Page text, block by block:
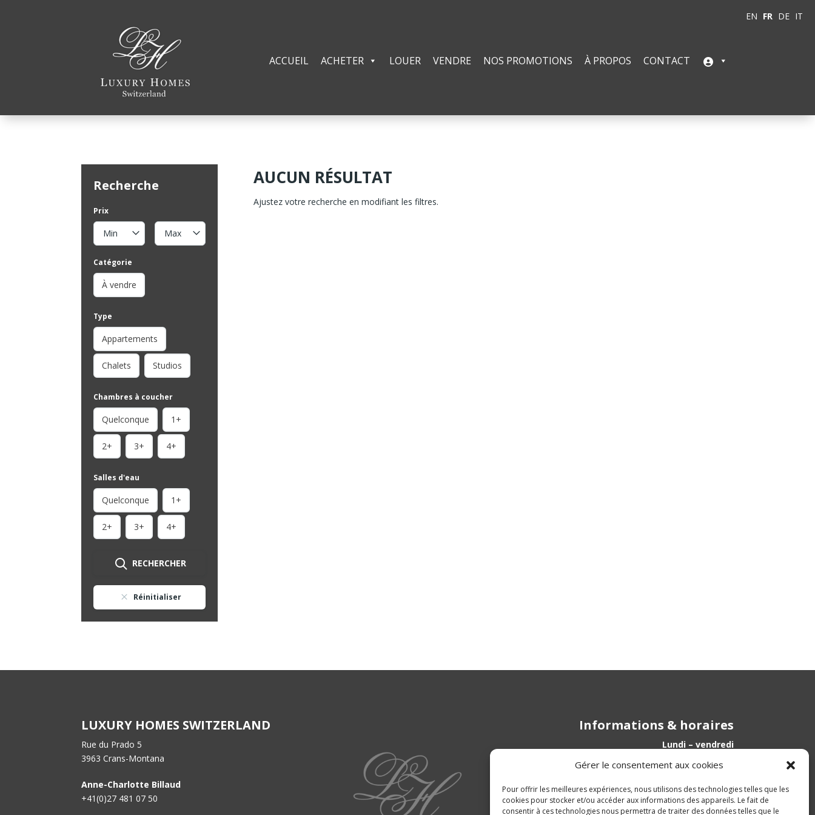
Gérer le consentement aux cookies
Pour offrir les meilleures expériences, nous utilisons des technologies telles que les
cookies pour stocker et/ou accéder aux informations des appareils. Le fait de
consentir à ces technologies nous permettra de traiter des données telles que le
ACCUEIL ACHETER LOUER VENDRE NOS PROMOTIONS À PROPOS CONTACT
Recherche
Prix
Min Max
Catégorie
À vendre
Type
Appartements
Chalets Studios
Chambres à coucher
Quelconque 1+
2+ 3+ 4+
Salles d'eau
Quelconque 1+
2+ 3+ 4+
RECHERCHER
Réinitialiser
AUCUN RÉSULTAT
Ajustez votre recherche en modifiant les filtres.
LUXURY HOMES SWITZERLAND
Rue du Prado 5
3963 Crans-Montana
Anne-Charlotte Billaud
+41(0)27 481 07 50
Informations & horaires
Lundi – vendredi
10h00 – 12h00 / 16h00 – 18h00
EN FR DE IT